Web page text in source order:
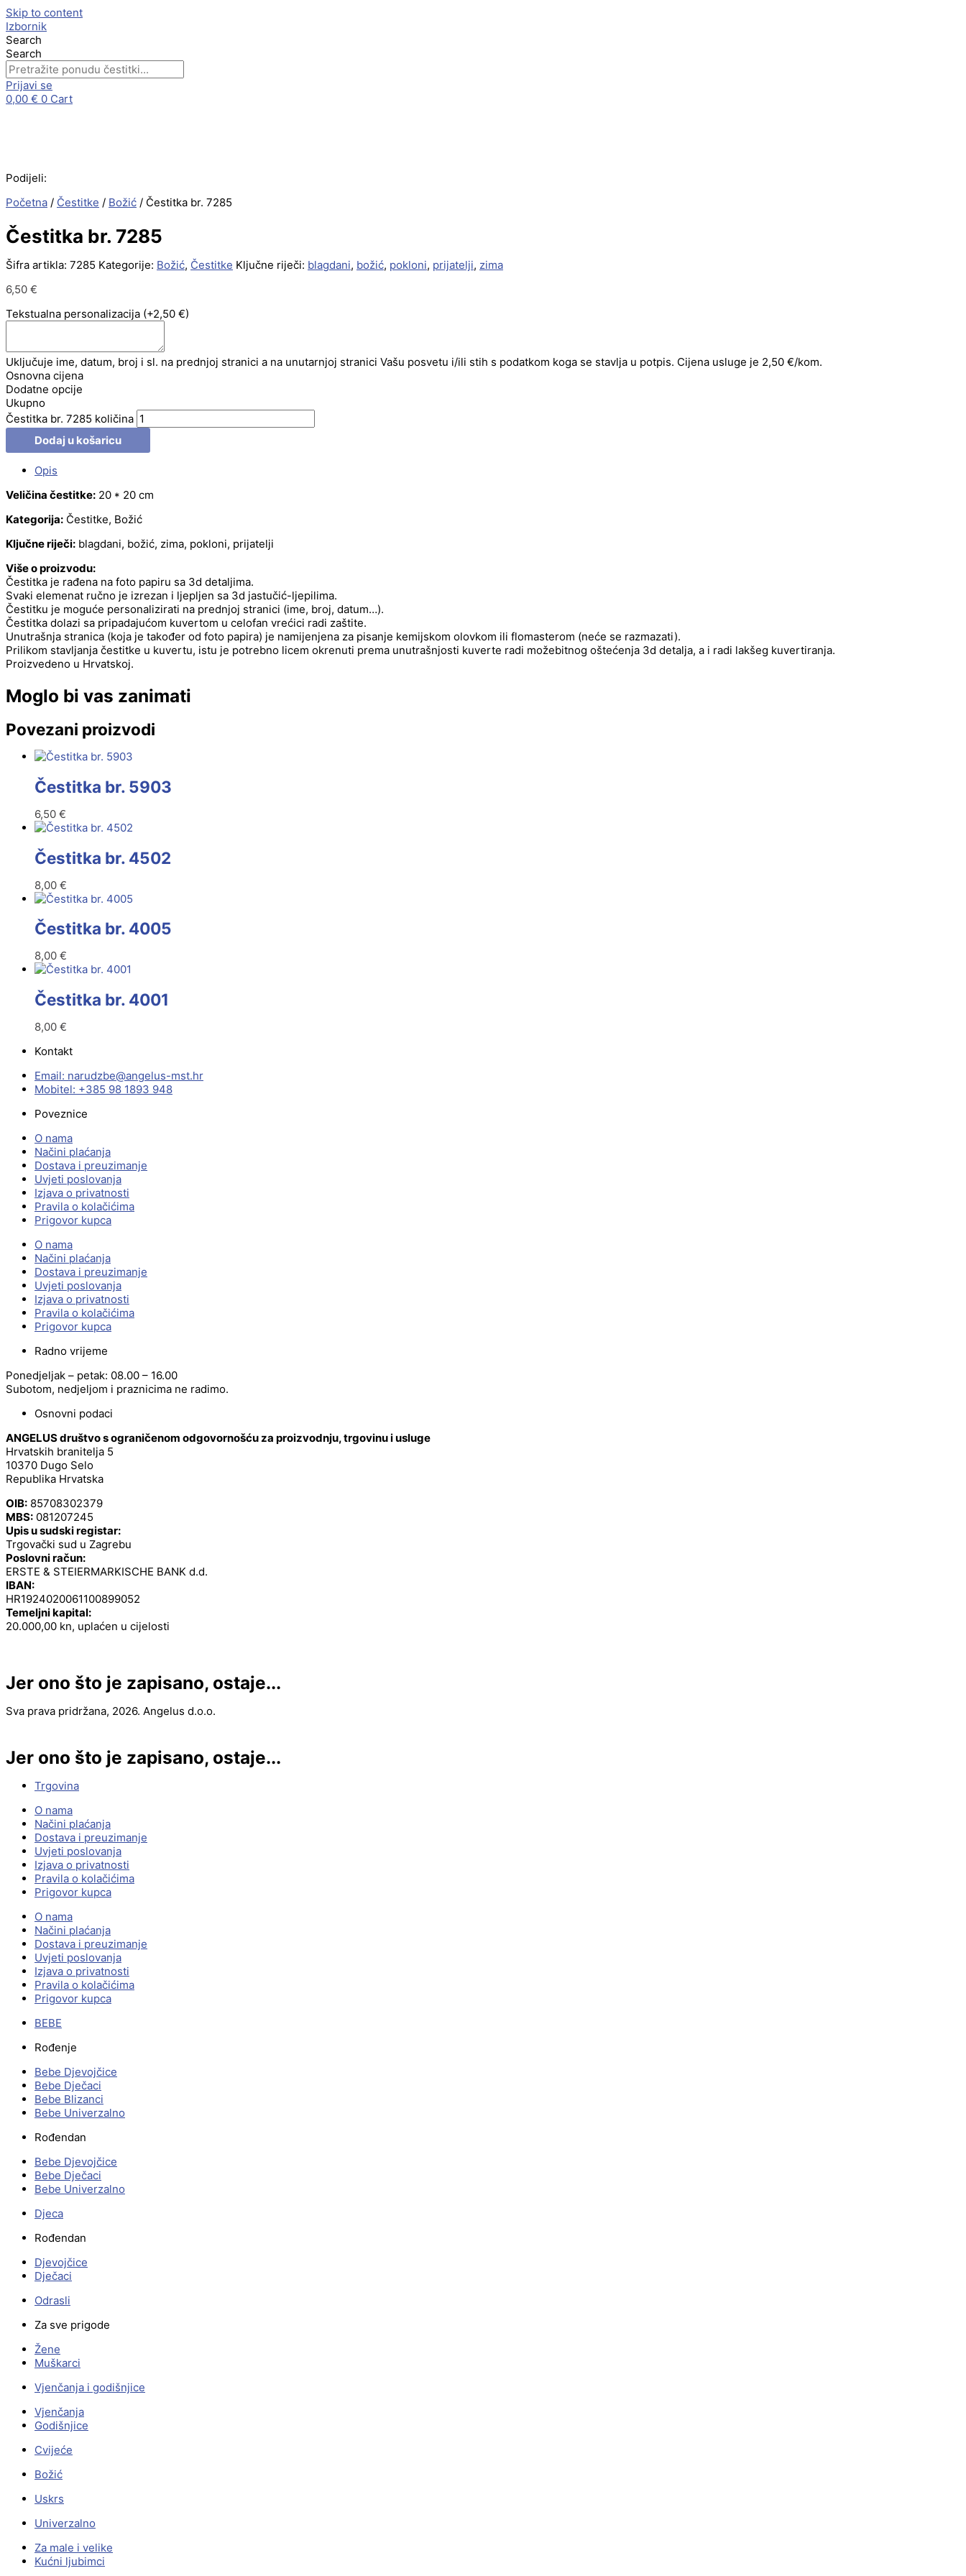
Skip to content
Izbornik
Search
Search
Prijavi se
0,00 € 0 Cart
Podijeli:
Početna / Čestitke / Božić / Čestitka br. 7285
Čestitka br. 7285
Šifra artikla: 7285 Kategorije: Božić, Čestitke Ključne riječi: blagdani, božić, pokloni, prijatelji, zima
6,50 €
Tekstualna personalizacija (+2,50 €)
Uključuje ime, datum, broj i sl. na prednjoj stranici a na unutarnjoj stranici Vašu posvetu i/ili stih s podatkom koga se stavlja u potpis. Cijena usluge je 2,50 €/kom.
Osnovna cijena
Dodatne opcije
Ukupno
Čestitka br. 7285 količina
Dodaj u košaricu
Opis
Veličina čestitke: 20 * 20 cm
Kategorija: Čestitke, Božić
Ključne riječi: blagdani, božić, zima, pokloni, prijatelji
Više o proizvodu:
Čestitka je rađena na foto papiru sa 3d detaljima.
Svaki elemenat ručno je izrezan i ljepljen sa 3d jastučić-ljepilima.
Čestitku je moguće personalizirati na prednjoj stranici (ime, broj, datum…).
Čestitka dolazi sa pripadajućom kuvertom u celofan vrećici radi zaštite.
Unutrašnja stranica (koja je također od foto papira) je namijenjena za pisanje kemijskom olovkom ili flomasterom (neće se razmazati).
Prilikom stavljanja čestitke u kuvertu, istu je potrebno licem okrenuti prema unutrašnjosti kuverte radi možebitnog oštećenja 3d detalja, a i radi lakšeg kuvertiranja.
Proizvedeno u Hrvatskoj.
Moglo bi vas zanimati
Povezani proizvodi
Čestitka br. 5903
6,50 €
Čestitka br. 4502
8,00 €
Čestitka br. 4005
8,00 €
Čestitka br. 4001
8,00 €
Kontakt
Email:
rh.tsm-sulegna
@ebzduran
Mobitel: +385 98 1893 948
Poveznice
O nama
Načini plaćanja
Dostava i preuzimanje
Uvjeti poslovanja
Izjava o privatnosti
Pravila o kolačićima
Prigovor kupca
O nama
Načini plaćanja
Dostava i preuzimanje
Uvjeti poslovanja
Izjava o privatnosti
Pravila o kolačićima
Prigovor kupca
Radno vrijeme
Ponedjeljak – petak: 08.00 – 16.00
Subotom, nedjeljom i praznicima ne radimo.
Osnovni podaci
ANGELUS društvo s ograničenom odgovornošću za proizvodnju, trgovinu i usluge
Hrvatskih branitelja 5
10370 Dugo Selo
Republika Hrvatska
OIB: 85708302379
MBS: 081207245
Upis u sudski registar:
Trgovački sud u Zagrebu
Poslovni račun:
ERSTE & STEIERMARKISCHE BANK d.d.
IBAN:
HR1924020061100899052
Temeljni kapital:
20.000,00 kn, uplaćen u cijelosti
Jer ono što je zapisano, ostaje...
Sva prava pridržana, 2026. Angelus d.o.o.
Jer ono što je zapisano, ostaje...
Trgovina
O nama
Načini plaćanja
Dostava i preuzimanje
Uvjeti poslovanja
Izjava o privatnosti
Pravila o kolačićima
Prigovor kupca
O nama
Načini plaćanja
Dostava i preuzimanje
Uvjeti poslovanja
Izjava o privatnosti
Pravila o kolačićima
Prigovor kupca
BEBE
Rođenje
Bebe Djevojčice
Bebe Dječaci
Bebe Blizanci
Bebe Univerzalno
Rođendan
Bebe Djevojčice
Bebe Dječaci
Bebe Univerzalno
Djeca
Rođendan
Djevojčice
Dječaci
Odrasli
Za sve prigode
Žene
Muškarci
Vjenčanja i godišnjice
Vjenčanja
Godišnjice
Cvijeće
Božić
Uskrs
Univerzalno
Za male i velike
Kućni ljubimci